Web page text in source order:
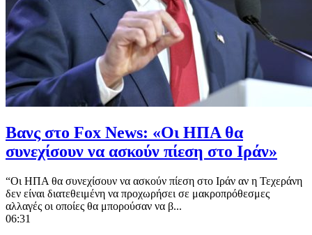
Βανς στο Fox News: «Οι ΗΠΑ θα
συνεχίσουν να ασκούν πίεση στο Ιράν»
“Οι ΗΠΑ θα συνεχίσουν να ασκούν πίεση στο Ιράν αν η Τεχεράνη
δεν είναι διατεθειμένη να προχωρήσει σε μακροπρόθεσμες
αλλαγές οι οποίες θα μπορούσαν να β...
06:31